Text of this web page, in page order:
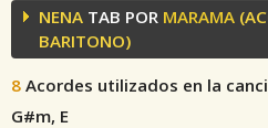
NENA TAB POR MARAMA
BARITONO)
8 Acordes utilizados en la
G#m, E